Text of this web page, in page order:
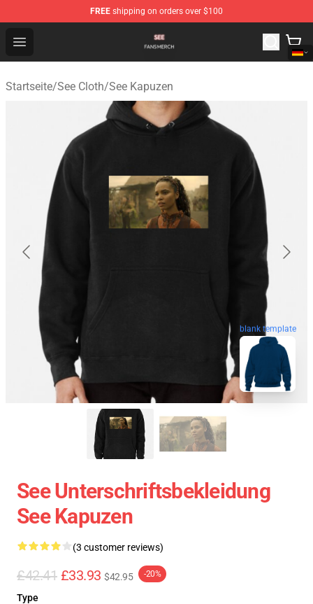
FREE shipping on orders over $100
Open menu
See Shop - Official See Merchandise Store
Startseite/See Cloth/See Kapuzen
blank template
See Unterschriftsbekleidung
See Kapuzen
(3 customer reviews)
£42.41 £33.93 $42.95 -20%
Type